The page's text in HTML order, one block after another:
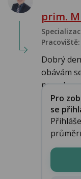
prim.
Pracoviště:
Dobrý
obávám
nemohu
Pro
se